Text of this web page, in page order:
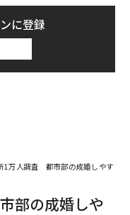
に登録
1万人調査 都市部の成婚しやすさは
部の成婚しや